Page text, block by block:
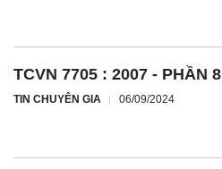
TCVN 7705 : 2007 - PHẦN 8
TIN CHUYÊN GIA 06/09/2024